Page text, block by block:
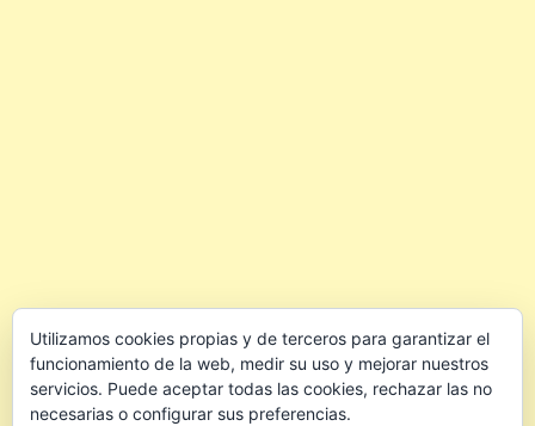
Utilizamos cookies propias y de terceros para garantizar el
funcionamiento de la web, medir su uso y mejorar nuestros
servicios. Puede aceptar todas las cookies, rechazar las no
necesarias o configurar sus preferencias.